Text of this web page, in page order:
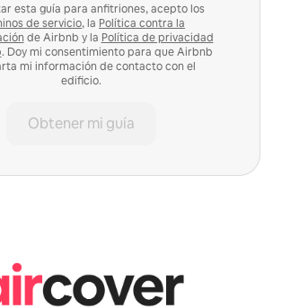
esta guía para anfitriones, acepto los
de servicio, la Política contra la
de Airbnb y la Política de privacidad
. Doy mi consentimiento para que Airbnb
mi información de contacto con el
edificio.
Obtener mi guía